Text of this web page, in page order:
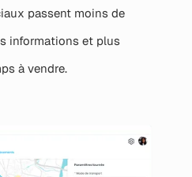
passent moins de
informations et plus
à vendre.